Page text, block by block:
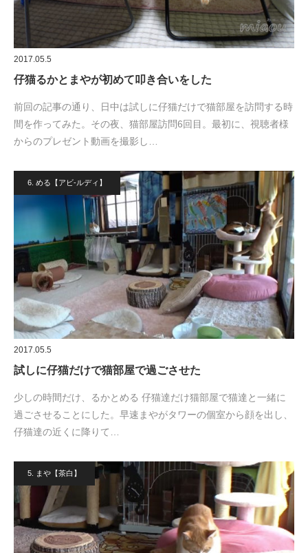
2017.05.5
仔猫るかとまやが初めて叩き合いをした
前回の記事の通り、日中は試しに仔猫だけで猫部屋を訪問する時
間を作ってみた。その夜、猫部屋訪問6回目。最初に、視聴者様
からのプレゼント動画を撮影し…
6. める【アビ-ルディ】
2017.05.5
試しに仔猫だけで猫部屋で過ごさせた
少しの時間だけ、るかとめる 仔猫達だけ猫部屋で猫達と一緒に
過ごさせることにした。早速まやがタワーの個室から顔を出し、
仔猫達の近くに降りて…
5. まや【茶白】